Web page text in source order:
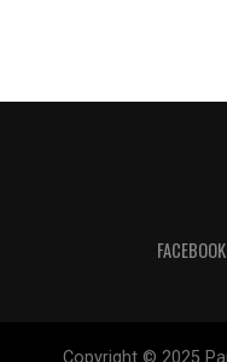
FACEBOOK
Copyright © 2025